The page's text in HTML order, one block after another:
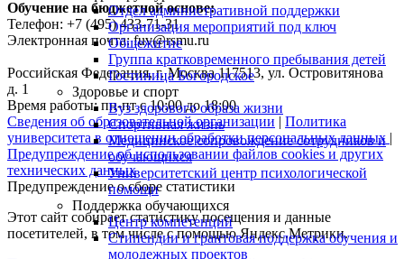
Отдел административной поддержки
Организация мероприятий под ключ
Общежитие
Группа кратковременного пребывания детей
Гостиница Богородское
Здоровье и спорт
Вуз здорового образа жизни
Спортивная жизнь
Медицинское сопровождение сотрудников и
обучающихся
Университетский центр психологической
помощи
Поддержка обучающихся
Центр компетенций
Стипендии и грантовая поддержка обучения и
молодежных проектов
Обучение на бюджетной основе:
Телефон: +7 (495) 433-71-31
Электронная почта: fuv@rsmu.ru
Российская Федерация, г. Москва 117513, ул. Островитянова
д. 1
Время работы: пн-пт с 10:00 до 18:00
Сведения об образовательной организации | Политика
университета в отношении обработки персональных данных |
Предупреждение об использовании файлов cookies и других
технических данных
Предупреждение о сборе статистики
Этот сайт собирает статистику посещения и данные
посетителей, в том числе с помощью Яндекс.Метрики.